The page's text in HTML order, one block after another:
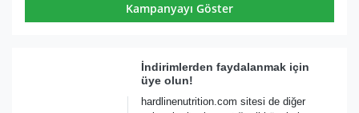
Kampanyayı Göster
İndirimlerden faydalanmak için
üye olun!
hardlinenutrition.com sitesi de diğer